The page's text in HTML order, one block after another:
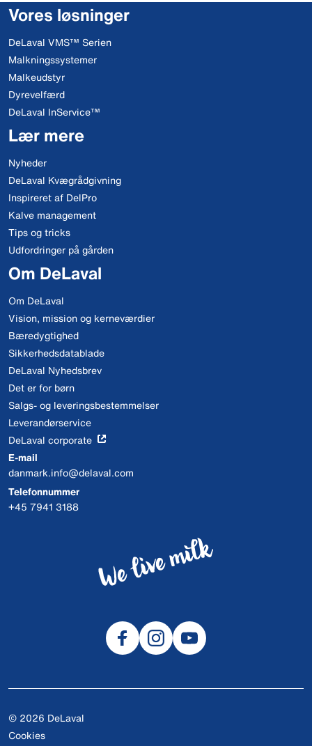
Vores løsninger
DeLaval VMS™ Serien
Malkningssystemer
Malkeudstyr
Dyrevelfærd
DeLaval InService™
Lær mere
Nyheder
DeLaval Kvægrådgivning
Inspireret af DelPro
Kalve management
Tips og tricks
Udfordringer på gården
Om DeLaval
Om DeLaval
Vision, mission og kerneværdier
Bæredygtighed
Sikkerhedsdatablade
DeLaval Nyhedsbrev
Det er for børn
Salgs- og leveringsbestemmelser
Leverandørservice
DeLaval corporate
E-mail
danmark.info@delaval.com
Telefonnummer
+45 7941 3188
© 2026 DeLaval
Cookies